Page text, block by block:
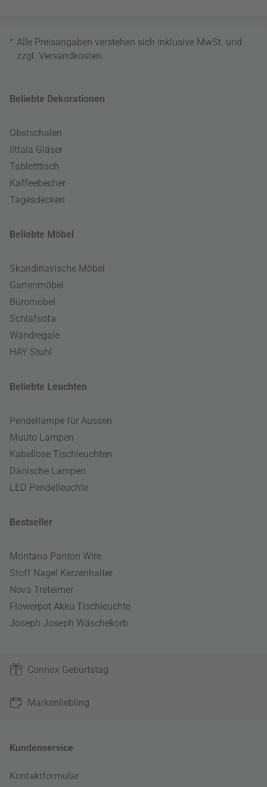
* Alle Preisangaben verstehen sich inklusive MwSt. und
zzgl. Versandkosten
Beliebte Dekorationen
Obstschalen
Iittala Gläser
Tabletttisch
Kaffeebecher
Tagesdecken
Beliebte Möbel
Skandinavische Möbel
Gartenmöbel
Büromöbel
Schlafsofa
Wandregale
HAY Stuhl
Beliebte Leuchten
Pendellampe für Aussen
Muuto Lampen
Kabellose Tischleuchten
Dänische Lampen
LED Pendelleuchte
Bestseller
Montana Panton Wire
Stoff Nagel Kerzenhalter
Nova Treteimer
Flowerpot Akku Tischleuchte
Joseph Joseph Wäschekorb
Connox Geburtstag
Markenliebling
Kundenservice
Kontaktformular